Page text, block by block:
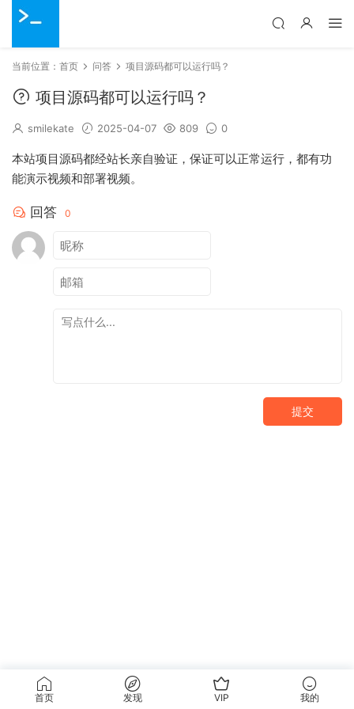
当前位置： 首页 问答 项目源码都可以运行吗？
项目源码都可以运行吗？
smilekate 2025-04-07 809 0
本站项目源码都经站长亲自验证，保证可以正常运行，都有功
能演示视频和部署视频。
回答 0
提交
首页 发现 VIP 我的